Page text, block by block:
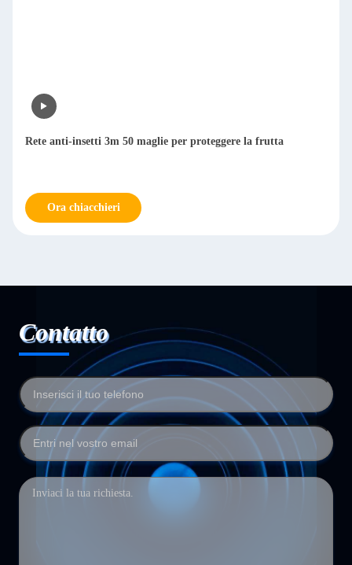
Rete anti-insetti 3m 50 maglie per proteggere la frutta
Ora chiacchieri
Contatto